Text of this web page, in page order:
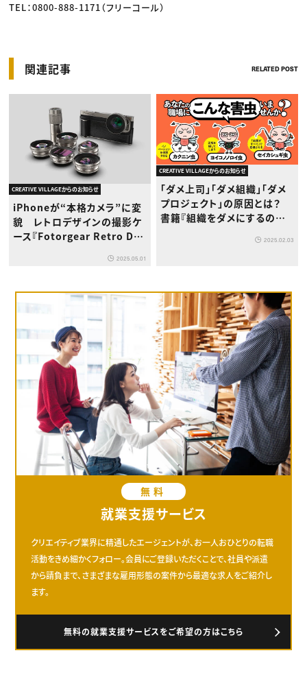
TEL：0800-888-1171（フリーコール）
関連記事 RELATED POST
CREATIVE VILLAGEからのお知らせ
iPhoneが“本格カメラ”に変
貌 レトロデザインの撮影ケ
ース『Fotorgear Retro DM
2025.05.01
CREATIVE VILLAGEからのお知らせ
「ダメ上司」「ダメ組織」「ダメ
プロジェクト」の原因とは？
書籍『組織をダメにするのは
2025.02.03
無料
就業支援サービス
クリエイティブ業界に精通したエージェントが、お一人おひとりの転職
活動をきめ細かくフォロー。会員にご登録いただくことで、社員や派遣
から請負まで、さまざまな雇用形態の案件から最適な求人をご紹介し
ます。
無料の就業支援サービスをご希望の方はこちら